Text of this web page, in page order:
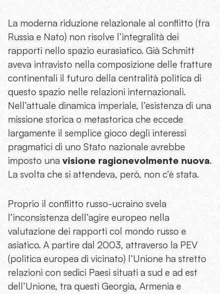
La moderna riduzione relazionale al conflitto (fra
Russia e Nato) non risolve l’integralità dei
rapporti nello spazio eurasiatico. Già Schmitt
aveva intravisto nella composizione delle fratture
continentali il futuro della centralità politica di
questo spazio nelle relazioni internazionali.
Nell’attuale dinamica imperiale, l’esistenza di una
missione storica o metastorica che eccede
largamente il semplice gioco degli interessi
pragmatici di uno Stato nazionale avrebbe
imposto una visione ragionevolmente nuova.
La svolta che si attendeva, però, non c’è stata.
Proprio il conflitto russo-ucraino svela
l’inconsistenza dell’agire europeo nella
valutazione dei rapporti col mondo russo e
asiatico. A partire dal 2003, attraverso la PEV
(politica europea di vicinato) l’Unione ha stretto
relazioni con sedici Paesi situati a sud e ad est
dell’Unione, tra questi Georgia, Armenia e